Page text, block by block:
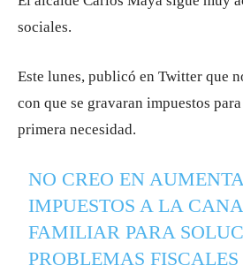
sociales.
Este lunes, publicó en Twitter que
con que se gravaran impuestos
primera necesidad.
NO CREO EN
IMPUESTOS A LA
FAMILIAR PARA
PROBLEMAS FISCALES